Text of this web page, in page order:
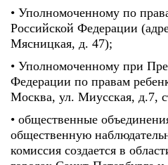
• Уполномоченному по
Российской Федерации
Мясницкая, д. 47);
• Уполномоченному при
Федерации по правам
Москва, ул. Миусская, д.7,
• общественные
общественную
комиссия создается в